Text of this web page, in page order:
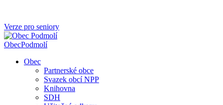
Verze pro seniory
ObecPodmolí
Obec
Partnerské obce
Svazek obcí NPP
Knihovna
SDH